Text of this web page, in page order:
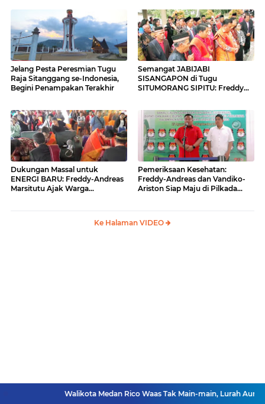
Jelang Pesta Peresmian Tugu
Raja Sitanggang se-Indonesia,
Begini Penampakan Terakhir
Semangat JABIJABI
SISANGAPON di Tugu
SITUMORANG SIPITU: Freddy
Dukungan Massal untuk
ENERGI BARU: Freddy-Andreas
Marsitutu Ajak Warga
Pemeriksaan Kesehatan:
Freddy-Andreas dan Vandiko-
Ariston Siap Maju di Pilkada
Ke Halaman VIDEO
Walikota Medan Rico Waas Tak Main-main, Lurah Aur Dicopot